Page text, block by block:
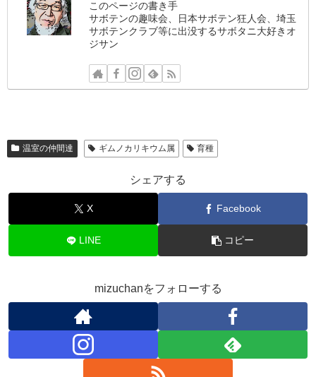
このページの書き手
サボテンの趣味会、日本サボテン狂人会、埼玉
サボテンクラブ等に出没するサボタニ大好きオ
ジサン
温室の仲間達 ギムノカリキウム属 育種
シェアする
X Facebook
LINE コピー
mizuchanをフォローする